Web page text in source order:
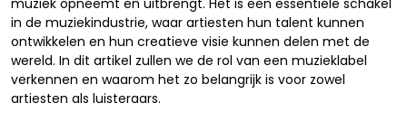
muziek opneemt en uitbrengt. Het is een essentiële schakel
in de muziekindustrie, waar artiesten hun talent kunnen
ontwikkelen en hun creatieve visie kunnen delen met de
wereld. In dit artikel zullen we de rol van een muzieklabel
verkennen en waarom het zo belangrijk is voor zowel
artiesten als luisteraars.